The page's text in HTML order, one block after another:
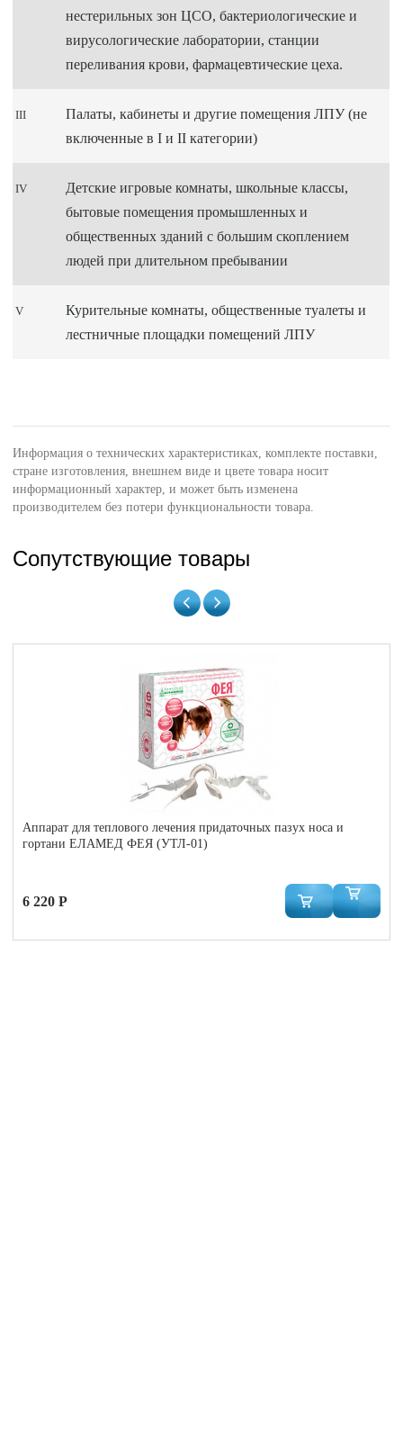
нестерильных зон ЦСО, бактериологические и
вирусологические лаборатории, станции
переливания крови, фармацевтические цеха.
III
Палаты, кабинеты и другие помещения ЛПУ (не
включенные в I и II категории)
IV
Детские игровые комнаты, школьные классы,
бытовые помещения промышленных и
общественных зданий с большим скоплением
людей при длительном пребывании
V
Курительные комнаты, общественные туалеты и
лестничные площадки помещений ЛПУ
Информация о технических характеристиках, комплекте поставки,
стране изготовления, внешнем виде и цвете товара носит
информационный характер, и может быть изменена
производителем без потери функциональности товара.
Сопутствующие товары
Аппарат для теплового лечения придаточных пазух носа и
гортани ЕЛАМЕД ФЕЯ (УТЛ-01)
6 220 Р